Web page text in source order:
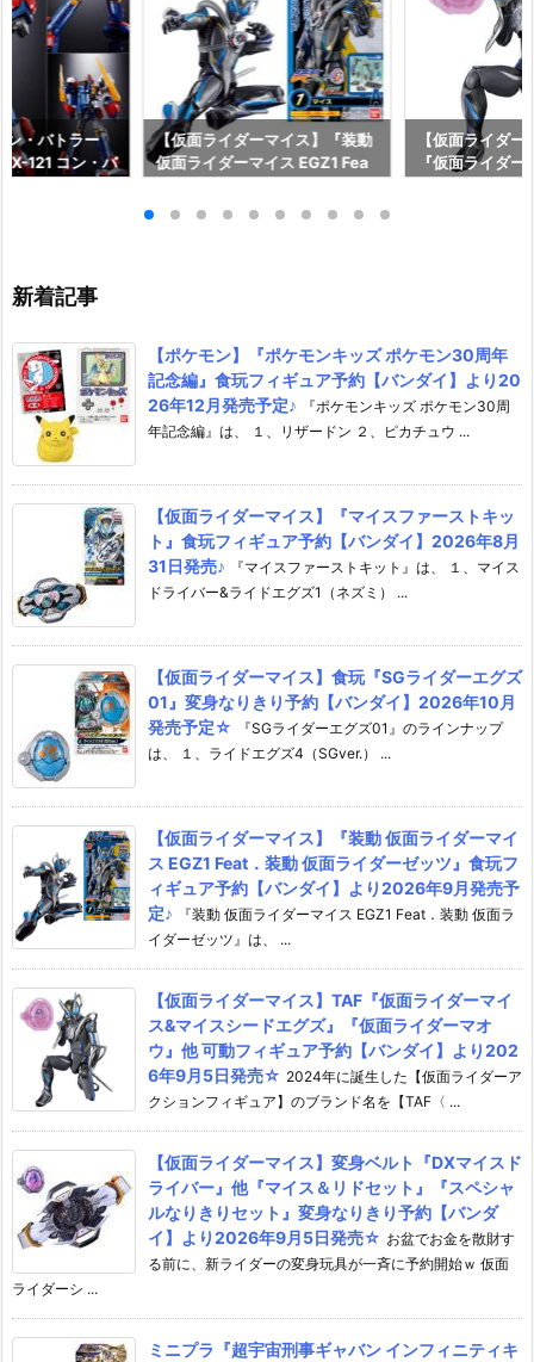
ン・バトラー
121 コン・バ
【仮面ライダーマイス】『装動
仮面ライダーマイス EGZ1 Fea
食玩フィギュア予約【バンダ
【仮面ライダ
『仮面ライダ
新着記事
【ポケモン】『ポケモンキッズ ポケモン30周年
記念編』食玩フィギュア予約【バンダイ】より20
26年12月発売予定♪
『ポケモンキッズ ポケモン30周
年記念編』は、 １、リザードン ２、ピカチュウ ...
【仮面ライダーマイス】『マイスファーストキッ
ト』食玩フィギュア予約【バンダイ】2026年8月
31日発売♪
『マイスファーストキット』は、 １、マイス
ドライバー&ライドエグズ1（ネズミ） ...
【仮面ライダーマイス】食玩『SGライダーエグズ
01』変身なりきり予約【バンダイ】2026年10月
発売予定☆
『SGライダーエグズ01』のラインナップ
は、 １、ライドエグズ4（SGver.） ...
【仮面ライダーマイス】『装動 仮面ライダーマイ
ス EGZ1 Feat．装動 仮面ライダーゼッツ』食玩フ
ィギュア予約【バンダイ】より2026年9月発売予
定♪
『装動 仮面ライダーマイス EGZ1 Feat．装動 仮面ラ
イダーゼッツ』は、 ...
【仮面ライダーマイス】TAF『仮面ライダーマイ
ス&マイスシードエグズ』『仮面ライダーマオ
ウ』他 可動フィギュア予約【バンダイ】より202
6年9月5日発売☆ 2024年に誕生した【仮面ライダーア
クションフィギュア】のブランド名を【TAF〈 ...
【仮面ライダーマイス】変身ベルト『DXマイスド
ライバー』他『マイス＆リドセット』『スペシャ
ルなりきりセット』変身なりきり予約【バンダ
イ】より2026年9月5日発売☆ お盆でお金を散財す
る前に、新ライダーの変身玩具が一斉に予約開始ｗ 仮面
ライダーシ ...
ミニプラ『超宇宙刑事ギャバン インフィニティキ